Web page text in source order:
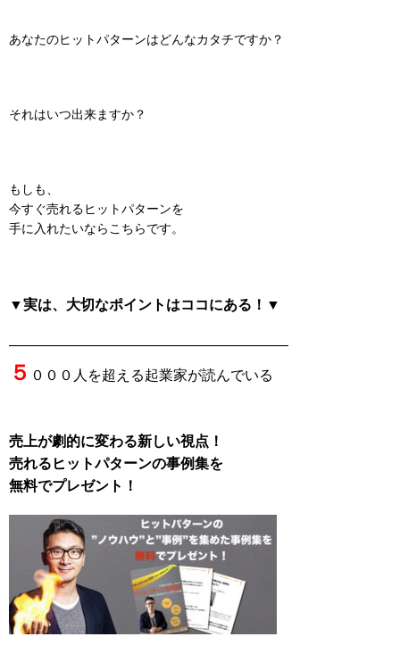
あなたのヒットパターンはどんなカタチですか？
それはいつ出来ますか？
もしも、
今すぐ売れるヒットパターンを
手に入れたいならこちらです。
▼実は、大切なポイントはココにある！▼
———————————————————–
５ ０００人を超える起業家が読んでいる
売上が劇的に変わる新しい視点！
売れるヒットパターンの事例集を
無料でプレゼント！